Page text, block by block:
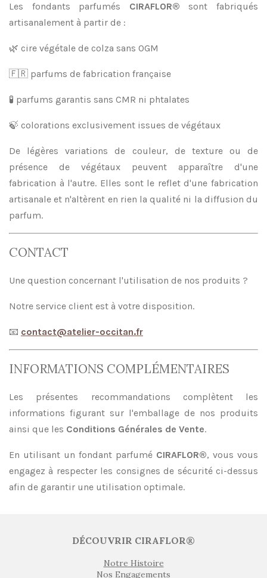
Les fondants parfumés CIRAFLOR® sont fabriqués
artisanalement à partir de :
🌿 cire végétale de colza sans OGM
🇫🇷 parfums de fabrication française
🧪 parfums garantis sans CMR ni phtalates
🍃 colorations exclusivement issues de végétaux
De légères variations de couleur, de texture ou de
présence de végétaux peuvent apparaître d'une
fabrication à l'autre. Elles sont le reflet d'une fabrication
artisanale et n'altèrent en rien la qualité ni la diffusion du
parfum.
CONTACT
Une question concernant l'utilisation de nos produits ?
Notre service client est à votre disposition.
📧 contact@atelier-occitan.fr
INFORMATIONS COMPLÉMENTAIRES
Les présentes recommandations complètent les
informations figurant sur l'emballage de nos produits
ainsi que les Conditions Générales de Vente.
En utilisant un fondant parfumé CIRAFLOR®, vous vous
engagez à respecter les consignes de sécurité ci-dessus
afin de garantir une utilisation optimale.
DÉCOUVRIR CIRAFLOR®
Notre Histoire
Nos Engagements